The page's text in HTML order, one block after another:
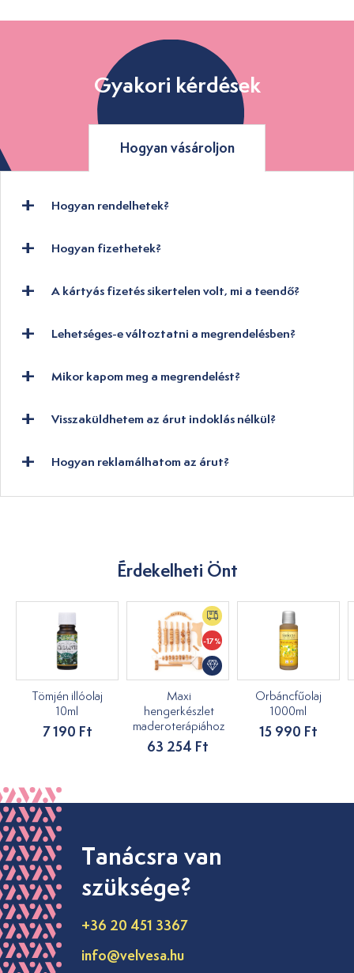
Gyakori kérdések
Hogyan vásároljon
Hogyan rendelhetek?
Hogyan fizethetek?
A kártyás fizetés sikertelen volt, mi a teendő?
Lehetséges-e változtatni a megrendelésben?
Mikor kapom meg a megrendelést?
Visszaküldhetem az árut indoklás nélkül?
Hogyan reklamálhatom az árut?
Érdekelheti Önt
Tömjén illóolaj
10ml
7 190 Ft
-17%
Maxi
hengerkészlet
maderoterápiához
63 254 Ft
Orbáncfűolaj
1000ml
15 990 Ft
Tanácsra van
szüksége?
+36 20 451 3367
info@velvesa.hu